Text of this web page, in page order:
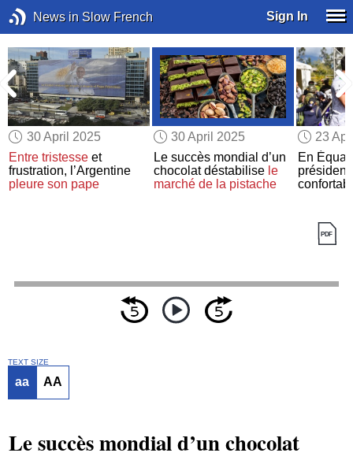
News in Slow French Sign In
30 April 2025
Entre tristesse et
frustration, l’Argentine
pleure son pape
30 April 2025
Le succès mondial d’un
chocolat déstabilise le
marché de la pistache
23
En
TEXT SIZE
aa AA
Le succès mondial d’un chocolat